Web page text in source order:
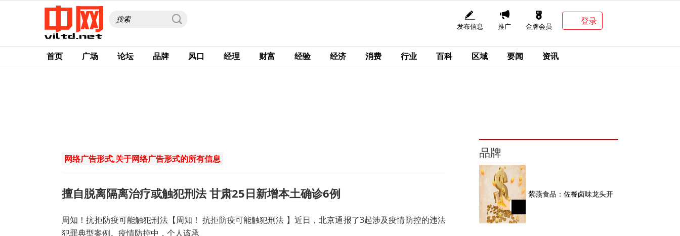
发布信息 推广 金牌会员
登录
首页 广场 论坛 品牌 风口 经理 财富 经验 经济 消费 行业 百科 区域 要闻 资讯
网络广告形式,关于网络广告形式的所有信息
擅自脱离隔离治疗或触犯刑法 甘肃25日新增本土确诊6例
周知！抗拒防疫可能触犯刑法【周知！ 抗拒防疫可能触犯刑法 】近日，北京通报了3起涉及疫情防控的违法
犯罪典型案例。疫情防控中，个人该承
品牌
紫燕食品：佐餐卤味龙头开